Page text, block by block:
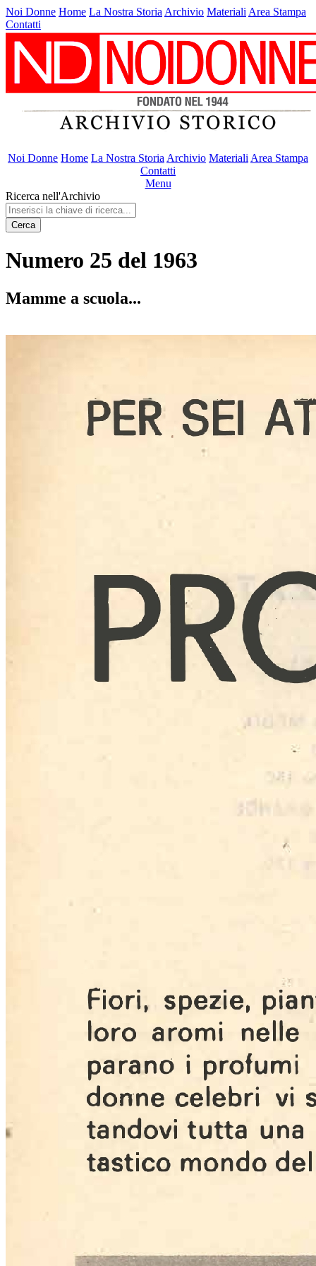
Noi Donne Home La Nostra Storia Archivio Materiali Area Stampa
Contatti
Noi Donne Home La Nostra Storia Archivio Materiali Area Stampa
Contatti
Menu
Ricerca nell'Archivio
Cerca
Numero 25 del 1963
Mamme a scuola...